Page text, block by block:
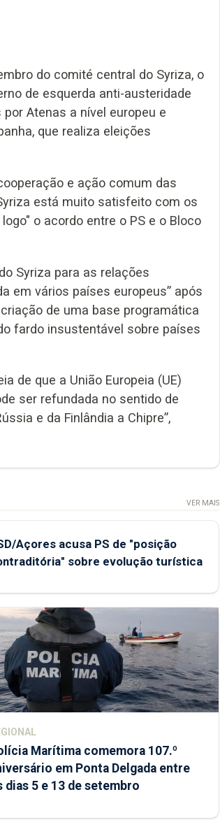
do comité central do Syriza, o
de esquerda anti-austeridade
Atenas a nível europeu e
que realiza eleições
e ação comum das
está muito satisfeito com os
o acordo entre o PS e o Bloco
Syriza para as relações
em vários países europeus” após
de uma base programática
fardo insustentável sobre países
de que a União Europeia (UE)
ser refundada no sentido de
e da Finlândia a Chipre”,
VER MAIS
Açores acusa PS de "posição
sobre evolução turística
Marítima comemora 107.º
em Ponta Delgada entre
dias 5 e 13 de setembro